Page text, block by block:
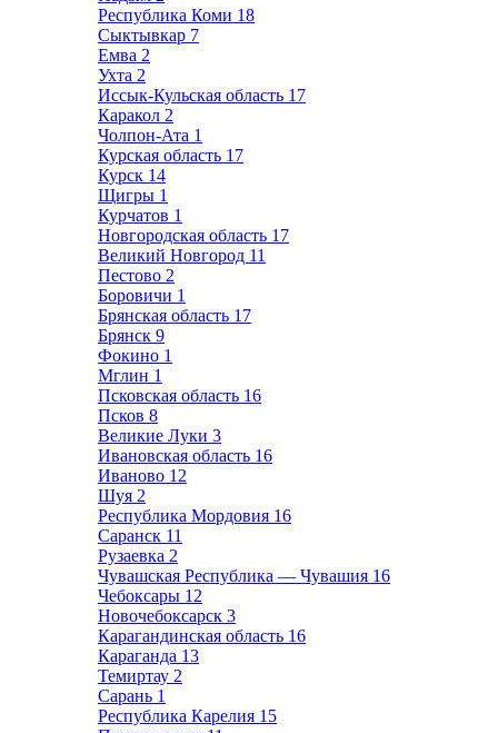
Республика Коми 18
Сыктывкар 7
Емва 2
Ухта 2
Иссык-Кульская область 17
Каракол 2
Чолпон-Ата 1
Курская область 17
Курск 14
Щигры 1
Курчатов 1
Новгородская область 17
Великий Новгород 11
Пестово 2
Боровичи 1
Брянская область 17
Брянск 9
Фокино 1
Мглин 1
Псковская область 16
Псков 8
Великие Луки 3
Ивановская область 16
Иваново 12
Шуя 2
Республика Мордовия 16
Саранск 11
Рузаевка 2
Чувашская Республика — Чувашия 16
Чебоксары 12
Новочебоксарск 3
Карагандинская область 16
Караганда 13
Темиртау 2
Сарань 1
Республика Карелия 15